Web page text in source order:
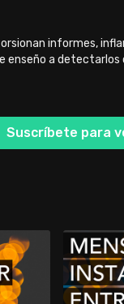
informes,
enseño a detectarlos
Suscríbete para